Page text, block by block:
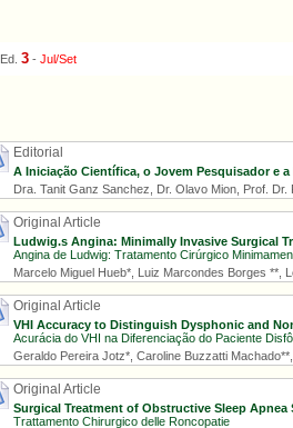
Ed. 3 - Jul/Set
Editorial
A Iniciação Científica, o Jovem Pesquisador e a
Dra. Tanit Ganz Sanchez, Dr. Olavo Mion, Prof.
Original Article
Ludwig.s Angina: Minimally Invasive Surgical
Angina de Ludwig: Tratamento Cirúrgico
Marcelo Miguel Hueb*, Luiz Marcondes Borges **,
Original Article
VHI Accuracy to Distinguish Dysphonic and
Acurácia do VHI na Diferenciação do Paciente
Geraldo Pereira Jotz*, Caroline Buzzatti
Original Article
Surgical Treatment of Obstructive Sleep Apnea
Trattamento Chirurgico delle Roncopatie